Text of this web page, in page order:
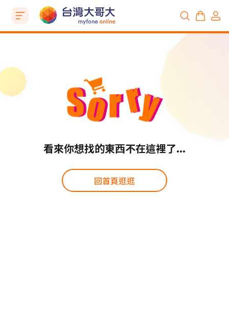
看來你想找的東西不在這裡了...
回首頁逛逛